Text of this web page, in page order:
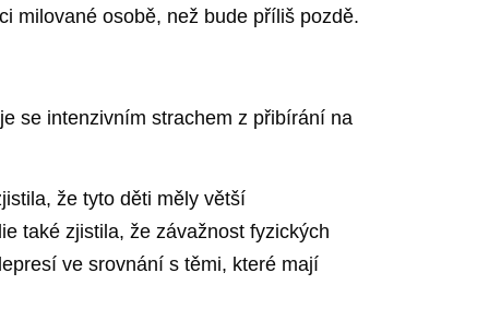
milované osobě, než bude příliš pozdě.
se intenzivním strachem z přibírání na
že tyto děti měly větší
také zjistila, že závažnost fyzických
ve srovnání s těmi, které mají